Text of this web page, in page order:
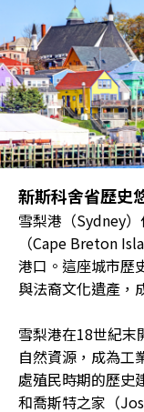
新斯科舍省歷史
雪梨港（Sydney
（Cape Breton
港口。這座城市歷
與法裔文化遺產，
雪梨港在18世紀末
自然資源，成為工
處殖民時期的歷史
和喬斯特之家（